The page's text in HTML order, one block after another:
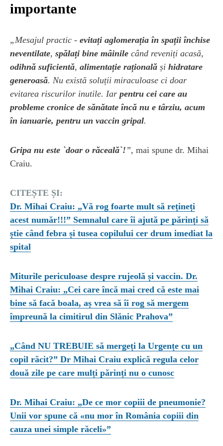
importante
„Mesajul practic - evitați aglomerația în spații închise
neventilate, spălați bine mâinile când reveniți acasă,
odihnă suficientă, alimentație rațională și hidratare
generoasă. Nu există soluții miraculoase ci doar
evitarea riscurilor inutile. Iar pentru cei care au
probleme cronice de sănătate încă nu e târziu, acum
în ianuarie, pentru un vaccin gripal.
Gripa nu este `doar o răceală`!”, mai spune dr. Mihai
Craiu.
CITEȘTE ȘI:
Dr. Mihai Craiu: „Vă rog foarte mult să rețineți
acest număr!!!” Semnalul care îi ajută pe părinți să
știe când febra și tusea copilului cer drum imediat la
spital
Miturile periculoase despre rujeolă și vaccin. Dr.
Mihai Craiu: „Cei care încă mai cred că este mai
bine să facă boala, aș vrea să îi rog să mergem
împreună la cimitirul din Slănic Prahova”
„Când NU TREBUIE să mergeți la Urgențe cu un
copil răcit?” Dr Mihai Craiu explică regula celor
două zile pe care mulți părinți nu o cunosc
Dr. Mihai Craiu: „De ce mor copiii de pneumonie?
Unii vor spune că «nu mor în România copiii din
cauza unei simple răceli»”